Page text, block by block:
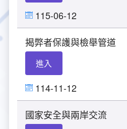
回顧照片展
近10年活動成果及花絮
新聞稿
臺慶茶會照片及花絮
新聞報導
無障礙設施
辦公室樓層分配圖
航空公司
飛航服務相關網站
宣導網站
塔臺自動化系統
公共藝術設置
其他
施政計畫
業務統計
研究報告
公務出國報告
預算與決算書
績效業務實施計畫
推行電話禮貌運動實施計畫
執行績效
問卷調查結果
相關法規
CEDAW專區
相關解釋
相關連結
性別統計
檔案管理專區
機關檔案目錄查詢
檔案法令規章
檔案年度計畫
檔案應用服務
政風園地
政風宣導
廉政會報專區
陽光法案專區
公共藝術專區
行政作業專區
新進同仁表格填寫
115-06-12
揭弊者保護與檢舉管道
進入
114-11-12
國家安全與兩岸交流